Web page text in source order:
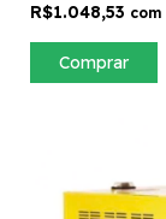
R$1.048,53 com
Comprar